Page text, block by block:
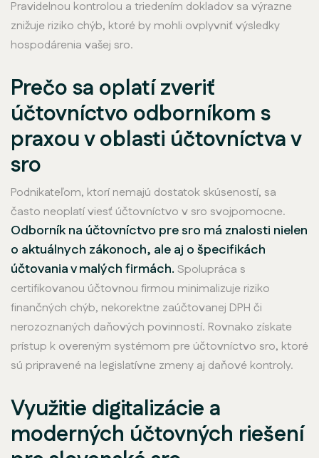
Pravidelnou kontrolou a triedením dokladov sa výrazne
znižuje riziko chýb, ktoré by mohli ovplyvniť výsledky
hospodárenia vašej sro.
Prečo sa oplatí zveriť
účtovníctvo odborníkom s
praxou v oblasti účtovníctva v
sro
Podnikateľom, ktorí nemajú dostatok skúseností, sa
často neoplatí viesť účtovníctvo v sro svojpomocne.
Odborník na účtovníctvo pre sro má znalosti nielen
o aktuálnych zákonoch, ale aj o špecifikách
účtovania v malých firmách. Spolupráca s
certifikovanou účtovnou firmou minimalizuje riziko
finančných chýb, nekorektne zaúčtovanej DPH či
nerozoznaných daňových povinností. Rovnako získate
prístup k overeným systémom pre účtovníctvo sro, ktoré
sú pripravené na legislatívne zmeny aj daňové kontroly.
Využitie digitalizácie a
moderných účtovných riešení